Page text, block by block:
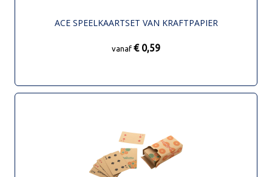
ACE SPEELKAARTSET VAN KRAFTPAPIER
vanaf € 0,59